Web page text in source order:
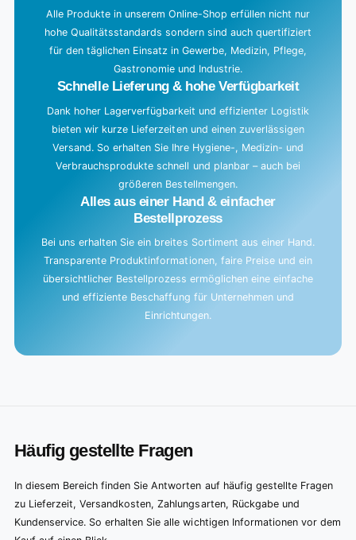
Alle Produkte in unserem Online-Shop erfüllen nicht nur
hohe Qualitätsstandards sondern sind auch quertifiziert
für den täglichen Einsatz in Gewerbe, Medizin, Pflege,
Gastronomie und Industrie.
Schnelle Lieferung & hohe Verfügbarkeit
Dank hoher Lagerverfügbarkeit und effizienter Logistik
bieten wir kurze Lieferzeiten und einen zuverlässigen
Versand. So erhalten Sie Ihre Hygiene-, Medizin- und
Verbrauchsprodukte schnell und planbar – auch bei
größeren Bestellmengen.
Alles aus einer Hand & einfacher
Bestellprozess
Bei uns erhalten Sie ein breites Sortiment aus einer Hand.
Transparente Produktinformationen, faire Preise und ein
übersichtlicher Bestellprozess ermöglichen eine einfache
und effiziente Beschaffung für Unternehmen und
Einrichtungen.
Häufig gestellte Fragen
In diesem Bereich finden Sie Antworten auf häufig gestellte Fragen
zu Lieferzeit, Versandkosten, Zahlungsarten, Rückgabe und
Kundenservice. So erhalten Sie alle wichtigen Informationen vor dem